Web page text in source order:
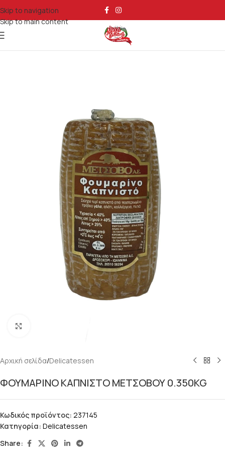
Skip to navigation
Skip to main content
Αρχική σελίδα/Delicatessen
ΦΟΥΜΑΡΙΝΟ ΚΑΠΝΙΣΤΟ ΜΕΤΣΟΒΟΥ 0.350KG
Κωδικός προϊόντος: 237145
Κατηγορία: Delicatessen
Share: